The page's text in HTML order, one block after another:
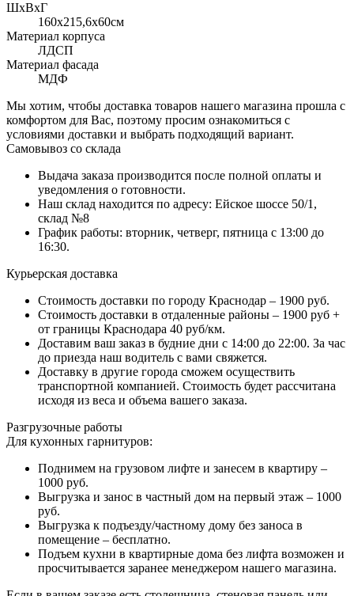
ШхВхГ
160x215,6х60см
Материал корпуса
ЛДСП
Материал фасада
МДФ
Мы хотим, чтобы доставка товаров нашего магазина прошла с
комфортом для Вас, поэтому просим ознакомиться с
условиями доставки и выбрать подходящий вариант.
Самовывоз со склада
Выдача заказа производится после полной оплаты и
уведомления о готовности.
Наш склад находится по адресу: Ейское шоссе 50/1,
склад №8
График работы: вторник, четверг, пятница с 13:00 до
16:30.
Курьерская доставка
Стоимость доставки по городу Краснодар – 1900 руб.
Стоимость доставки в отдаленные районы – 1900 руб +
от границы Краснодара 40 руб/км.
Доставим ваш заказ в будние дни с 14:00 до 22:00. За час
до приезда наш водитель с вами свяжется.
Доставку в другие города сможем осуществить
транспортной компанией. Стоимость будет рассчитана
исходя из веса и объема вашего заказа.
Разгрузочные работы
Для кухонных гарнитуров:
Поднимем на грузовом лифте и занесем в квартиру –
1000 руб.
Выгрузка и занос в частный дом на первый этаж – 1000
руб.
Выгрузка к подъезду/частному дому без заноса в
помещение – бесплатно.
Подъем кухни в квартирные дома без лифта возможен и
просчитывается заранее менеджером нашего магазина.